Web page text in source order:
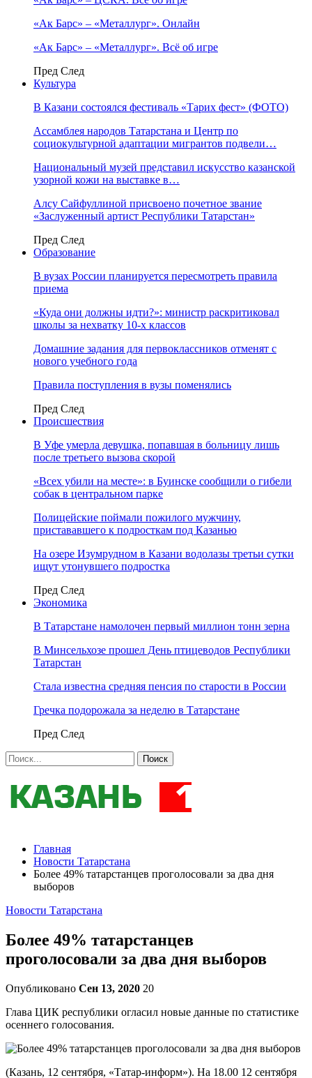
«Ак Барс» – «Металлург». Онлайн
«Ак Барс» – «Металлург». Всё об игре
Пред След
Культура
В Казани состоялся фестиваль «Тарих фест» (ФОТО)
Ассамблея народов Татарстана и Центр по
социокультурной адаптации мигрантов подвели…
Национальный музей представил искусство казанской
узорной кожи на выставке в…
Алсу Сайфуллиной присвоено почетное звание
«Заслуженный артист Республики Татарстан»
Пред След
Образование
В вузах России планируется пересмотреть правила
приема
«Куда они должны идти?»: министр раскритиковал
школы за нехватку 10-х классов
Домашние задания для первоклассников отменят с
нового учебного года
Правила поступления в вузы поменялись
Пред След
Происшествия
В Уфе умерла девушка, попавшая в больницу лишь
после третьего вызова скорой
«Всех убили на месте»: в Буинске сообщили о гибели
собак в центральном парке
Полицейские поймали пожилого мужчину,
пристававшего к подросткам под Казанью
На озере Изумрудном в Казани водолазы третьи сутки
ищут утонувшего подростка
Пред След
Экономика
В Татарстане намолочен первый миллион тонн зерна
В Минсельхозе прошел День птицеводов Республики
Татарстан
Стала известна средняя пенсия по старости в России
Гречка подорожала за неделю в Татарстане
Пред След
Главная
Новости Татарстана
Более 49% татарстанцев проголосовали за два дня
выборов
Новости Татарстана
Более 49% татарстанцев
проголосовали за два дня выборов
Опубликовано Сен 13, 2020 20
Глава ЦИК республики огласил новые данные по статистике
осеннего голосования.
(Казань, 12 сентября, «Татар-информ»). На 18.00 12 сентября